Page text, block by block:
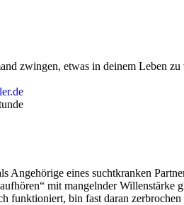
zwingen, etwas in deinem Leben
Angehörige eines suchtkranken
mit mangelnder Willenstärke
funktioniert, bin fast daran